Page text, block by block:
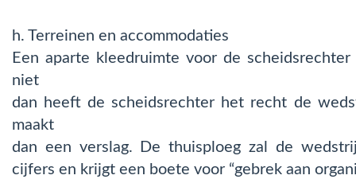
h. Terreinen en accommodaties
Een aparte kleedruimte voor de
niet
dan heeft de scheidsrechter het recht de
maakt
dan een verslag. De thuisploeg zal de
cijfers en krijgt een boete voor “gebrek aan